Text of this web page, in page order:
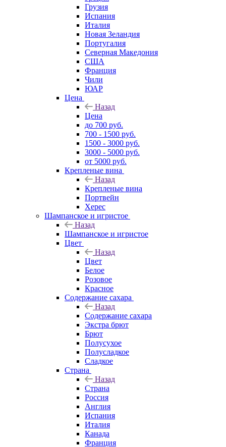
Грузия
Испания
Италия
Новая Зеландия
Португалия
Северная Македония
США
Франция
Чили
ЮАР
Цена
Назад
Цена
до 700 руб.
700 - 1500 руб.
1500 - 3000 руб.
3000 - 5000 руб.
от 5000 руб.
Крепленые вина
Назад
Крепленые вина
Портвейн
Херес
Шампанское и игристое
Назад
Шампанское и игристое
Цвет
Назад
Цвет
Белое
Розовое
Красное
Содержание сахара
Назад
Содержание сахара
Экстра брют
Брют
Полусухое
Полусладкое
Сладкое
Страна
Назад
Страна
Россия
Англия
Испания
Италия
Канада
Франция